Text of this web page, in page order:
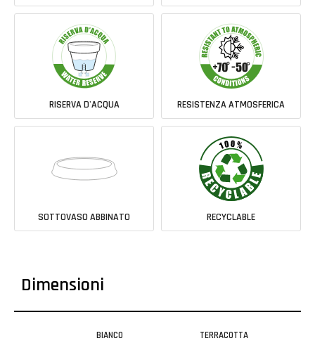
RISERVA D'ACQUA RESISTENZA ATMOSFERICA
SOTTOVASO ABBINATO RECYCLABLE
Dimensioni
BIANCO TERRACOTTA